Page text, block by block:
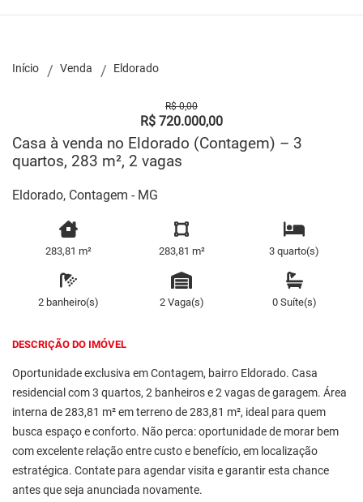
Início Venda Eldorado
R$ 0,00
R$ 720.000,00
Casa à venda no Eldorado (Contagem) – 3
quartos, 283 m², 2 vagas
Eldorado, Contagem - MG
283,81 m² 283,81 m² 3 quarto(s)
2 banheiro(s) 2 Vaga(s) 0 Suíte(s)
DESCRIÇÃO DO IMÓVEL
Oportunidade exclusiva em Contagem, bairro Eldorado. Casa
residencial com 3 quartos, 2 banheiros e 2 vagas de garagem. Área
interna de 283,81 m² em terreno de 283,81 m², ideal para quem
busca espaço e conforto. Não perca: oportunidade de morar bem
com excelente relação entre custo e benefício, em localização
estratégica. Contate para agendar visita e garantir esta chance
antes que seja anunciada novamente.